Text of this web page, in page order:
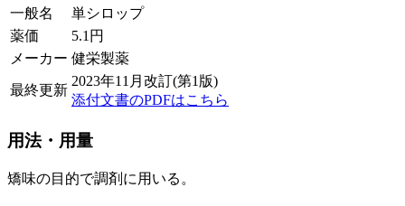
一般名
単シロップ
薬価
5.1 円
メーカー 健栄製薬
最終更新
2023年11月改訂(第1版)
添付文書のPDFはこちら
用法・用量
矯味の目的で調剤に用いる。